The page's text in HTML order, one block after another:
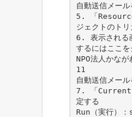
自動送信メール
5. 「
ジェクトのト
6. 表示され
するにはここ
NPO法人かな
11
自動送信メール
7. 「Current
定する
Run（実行）